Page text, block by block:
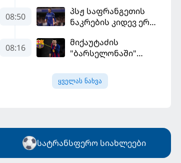
ჩააბარეს
08:50
პსჟ საფრანგეთის
ნაკრების კიდევ ერთი
დამატებას გეგმავს
08:16
მიქაუტაძის
"ბარსელონაში"
უფრო რეალური
ხდება - რაზე ესაუბრა
ყველას ნახვა
სატრანსფერო სიახლეები